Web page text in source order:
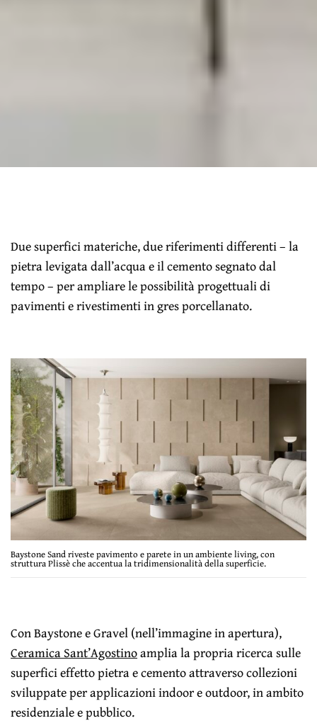
Due superfici materiche, due riferimenti differenti – la
pietra levigata dall’acqua e il cemento segnato dal
tempo – per ampliare le possibilità progettuali di
pavimenti e rivestimenti in gres porcellanato.
Baystone Sand riveste pavimento e parete in un ambiente living, con
struttura Plissè che accentua la tridimensionalità della superficie.
Con Baystone e Gravel (nell’immagine in apertura),
Ceramica Sant’Agostinoamplia la propria ricerca sulle
superfici effetto pietra e cemento attraverso collezioni
sviluppate per applicazioni indoor e outdoor, in ambito
residenziale e pubblico.